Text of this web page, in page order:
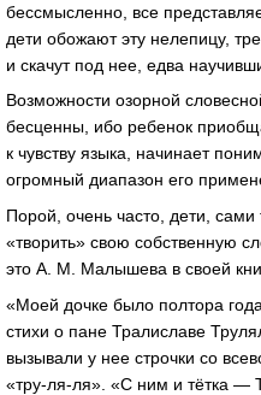
бессмысленно, все
дети обожают эту нелепицу,
и скачут под нее, едва
Возможности озорной
бесценны, ибо ребенок
к чувству языка, начинает
огромный диапазон его
Порой, очень часто, дети,
«творить» свою собственную
это А. М. Малышева в своей
«Моей дочке было полтора
стихи о пане Тралиславе
вызывали у нее строчки со
«тру-ля-ля» . «С ним и тётка —